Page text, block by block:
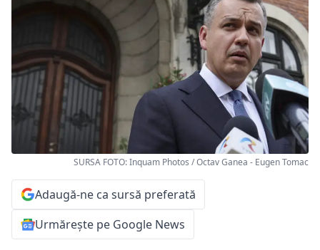
SURSA FOTO: Inquam Photos / Octav Ganea - Eugen Tomac
Adaugă-ne ca sursă preferată
Urmărește pe Google News